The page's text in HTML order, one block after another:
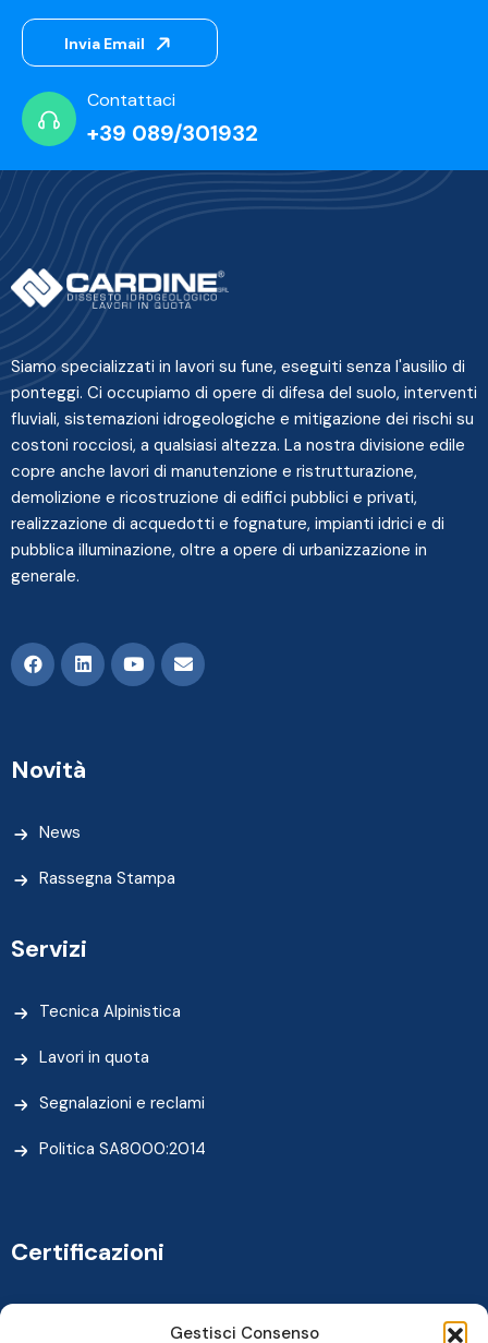
Gestisci Consenso
Invia Email
Contattaci
+39 089/301932
Siamo specializzati in lavori su fune, eseguiti senza l'ausilio di
ponteggi. Ci occupiamo di opere di difesa del suolo, interventi
fluviali, sistemazioni idrogeologiche e mitigazione dei rischi su
costoni rocciosi, a qualsiasi altezza. La nostra divisione edile
copre anche lavori di manutenzione e ristrutturazione,
demolizione e ricostruzione di edifici pubblici e privati,
realizzazione di acquedotti e fognature, impianti idrici e di
pubblica illuminazione, oltre a opere di urbanizzazione in
generale.
Novità
News
Rassegna Stampa
Servizi
Tecnica Alpinistica
Lavori in quota
Segnalazioni e reclami
Politica SA8000:2014
Certificazioni